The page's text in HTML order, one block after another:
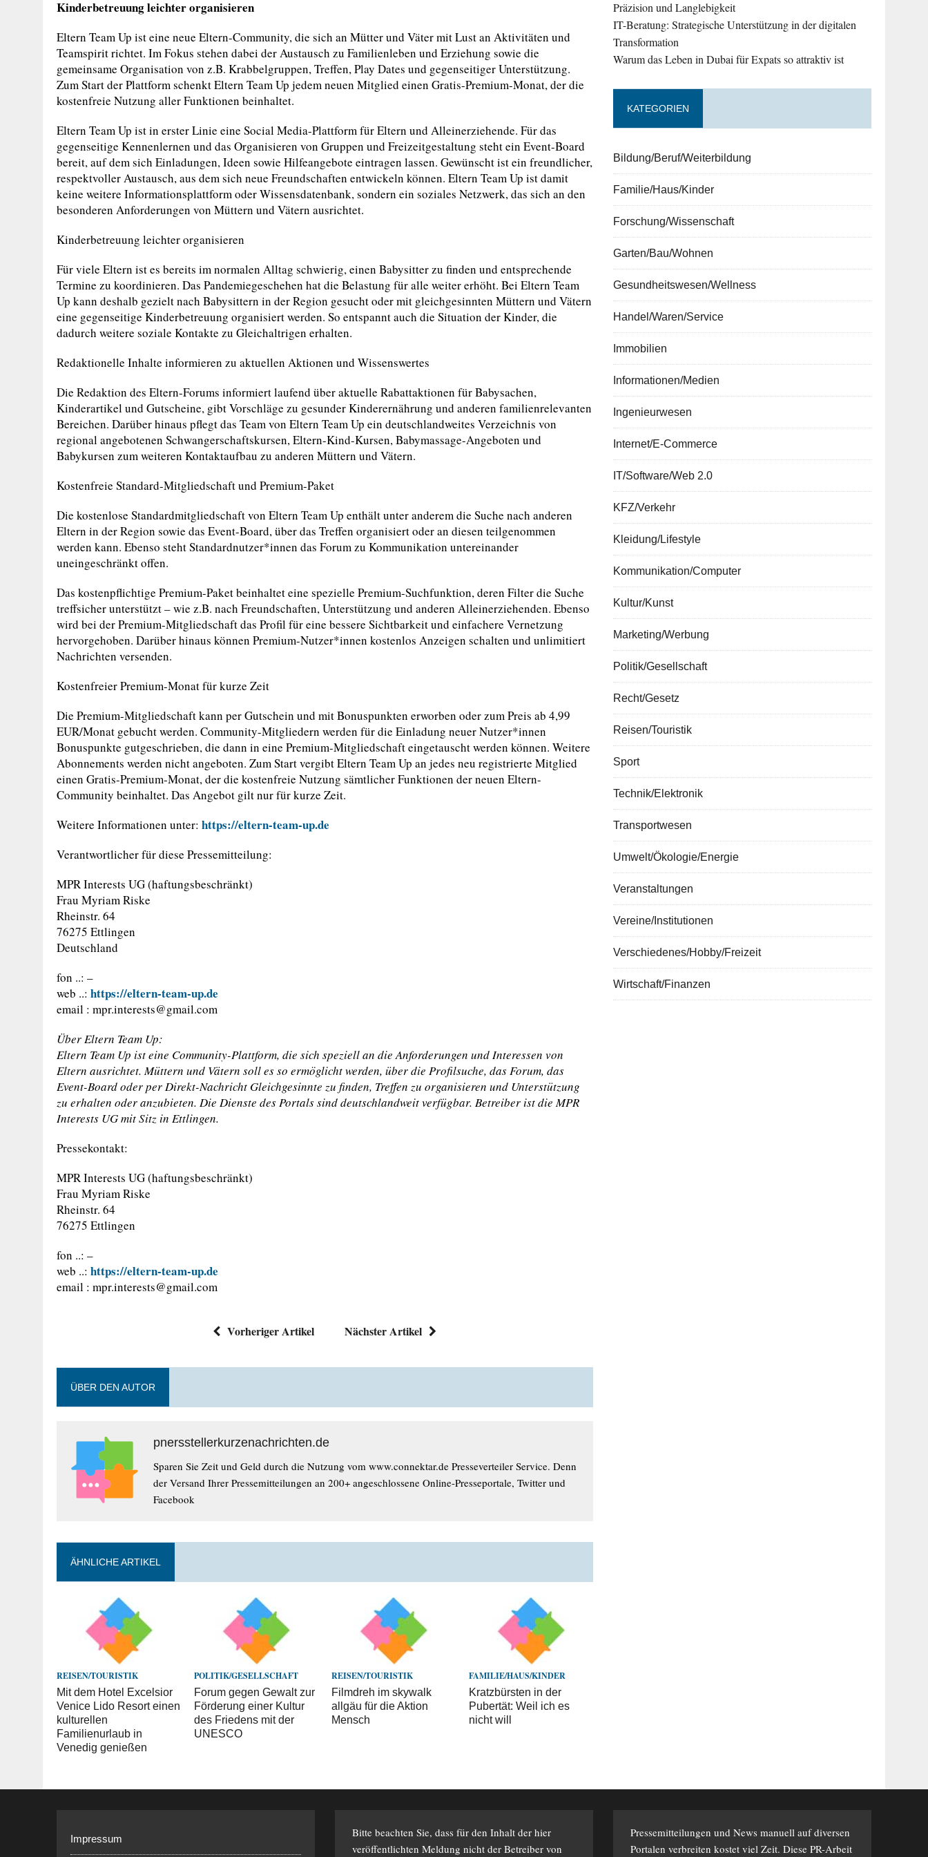
Kinderbetreuung leichter organisieren
Eltern Team Up ist eine neue Eltern-Community, die sich an Mütter und Väter mit Lust an Aktivitäten und
Teamspirit richtet. Im Fokus stehen dabei der Austausch zu Familienleben und Erziehung sowie die
gemeinsame Organisation von z.B. Krabbelgruppen, Treffen, Play Dates und gegenseitiger Unterstützung.
Zum Start der Plattform schenkt Eltern Team Up jedem neuen Mitglied einen Gratis-Premium-Monat, der die
kostenfreie Nutzung aller Funktionen beinhaltet.
Eltern Team Up ist in erster Linie eine Social Media-Plattform für Eltern und Alleinerziehende. Für das
gegenseitige Kennenlernen und das Organisieren von Gruppen und Freizeitgestaltung steht ein Event-Board
bereit, auf dem sich Einladungen, Ideen sowie Hilfeangebote eintragen lassen. Gewünscht ist ein freundlicher,
respektvoller Austausch, aus dem sich neue Freundschaften entwickeln können. Eltern Team Up ist damit
keine weitere Informationsplattform oder Wissensdatenbank, sondern ein soziales Netzwerk, das sich an den
besonderen Anforderungen von Müttern und Vätern ausrichtet.
Kinderbetreuung leichter organisieren
Für viele Eltern ist es bereits im normalen Alltag schwierig, einen Babysitter zu finden und entsprechende
Termine zu koordinieren. Das Pandemiegeschehen hat die Belastung für alle weiter erhöht. Bei Eltern Team
Up kann deshalb gezielt nach Babysittern in der Region gesucht oder mit gleichgesinnten Müttern und Vätern
eine gegenseitige Kinderbetreuung organisiert werden. So entspannt auch die Situation der Kinder, die
dadurch weitere soziale Kontakte zu Gleichaltrigen erhalten.
Redaktionelle Inhalte informieren zu aktuellen Aktionen und Wissenswertes
Die Redaktion des Eltern-Forums informiert laufend über aktuelle Rabattaktionen für Babysachen,
Kinderartikel und Gutscheine, gibt Vorschläge zu gesunder Kinderernährung und anderen familienrelevanten
Bereichen. Darüber hinaus pflegt das Team von Eltern Team Up ein deutschlandweites Verzeichnis von
regional angebotenen Schwangerschaftskursen, Eltern-Kind-Kursen, Babymassage-Angeboten und
Babykursen zum weiteren Kontaktaufbau zu anderen Müttern und Vätern.
Kostenfreie Standard-Mitgliedschaft und Premium-Paket
Die kostenlose Standardmitgliedschaft von Eltern Team Up enthält unter anderem die Suche nach anderen
Eltern in der Region sowie das Event-Board, über das Treffen organisiert oder an diesen teilgenommen
werden kann. Ebenso steht Standardnutzer*innen das Forum zu Kommunikation untereinander
uneingeschränkt offen.
Das kostenpflichtige Premium-Paket beinhaltet eine spezielle Premium-Suchfunktion, deren Filter die Suche
treffsicher unterstützt – wie z.B. nach Freundschaften, Unterstützung und anderen Alleinerziehenden. Ebenso
wird bei der Premium-Mitgliedschaft das Profil für eine bessere Sichtbarkeit und einfachere Vernetzung
hervorgehoben. Darüber hinaus können Premium-Nutzer*innen kostenlos Anzeigen schalten und unlimitiert
Nachrichten versenden.
Kostenfreier Premium-Monat für kurze Zeit
Die Premium-Mitgliedschaft kann per Gutschein und mit Bonuspunkten erworben oder zum Preis ab 4,99
EUR/Monat gebucht werden. Community-Mitgliedern werden für die Einladung neuer Nutzer*innen
Bonuspunkte gutgeschrieben, die dann in eine Premium-Mitgliedschaft eingetauscht werden können. Weitere
Abonnements werden nicht angeboten. Zum Start vergibt Eltern Team Up an jedes neu registrierte Mitglied
einen Gratis-Premium-Monat, der die kostenfreie Nutzung sämtlicher Funktionen der neuen Eltern-
Community beinhaltet. Das Angebot gilt nur für kurze Zeit.
Weitere Informationen unter: https://eltern-team-up.de
Verantwortlicher für diese Pressemitteilung:
MPR Interests UG (haftungsbeschränkt)
Frau Myriam Riske
Rheinstr. 64
76275 Ettlingen
Deutschland
fon ..: –
web ..: https://eltern-team-up.de
email : mpr.interests@gmail.com
Über Eltern Team Up:
Eltern Team Up ist eine Community-Plattform, die sich speziell an die Anforderungen und Interessen von
Eltern ausrichtet. Müttern und Vätern soll es so ermöglicht werden, über die Profilsuche, das Forum, das
Event-Board oder per Direkt-Nachricht Gleichgesinnte zu finden, Treffen zu organisieren und Unterstützung
zu erhalten oder anzubieten. Die Dienste des Portals sind deutschlandweit verfügbar. Betreiber ist die MPR
Interests UG mit Sitz in Ettlingen.
Pressekontakt:
MPR Interests UG (haftungsbeschränkt)
Frau Myriam Riske
Rheinstr. 64
76275 Ettlingen
fon ..: –
web ..: https://eltern-team-up.de
email : mpr.interests@gmail.com
Vorheriger Artikel Nächster Artikel
ÜBER DEN AUTOR
pnersstellerkurzenachrichten.de
Sparen Sie Zeit und Geld durch die Nutzung vom www.connektar.de Presseverteiler Service. Denn
der Versand Ihrer Pressemitteilungen an 200+ angeschlossene Online-Presseportale, Twitter und
Facebook
ÄHNLICHE ARTIKEL
REISEN/TOURISTIK
Mit dem Hotel Excelsior
Venice Lido Resort einen
kulturellen
Familienurlaub in
Venedig genießen
POLITIK/GESELLSCHAFT
Forum gegen Gewalt zur
Förderung einer Kultur
des Friedens mit der
UNESCO
REISEN/TOURISTIK
Filmdreh im skywalk
allgäu für die Aktion
Mensch
FAMILIE/HAUS/KINDER
Kratzbürsten in der
Pubertät: Weil ich es
nicht will
Präzision und Langlebigkeit
IT-Beratung: Strategische Unterstützung in der digitalen
Transformation
Warum das Leben in Dubai für Expats so attraktiv ist
KATEGORIEN
Bildung/Beruf/Weiterbildung
Familie/Haus/Kinder
Forschung/Wissenschaft
Garten/Bau/Wohnen
Gesundheitswesen/Wellness
Handel/Waren/Service
Immobilien
Informationen/Medien
Ingenieurwesen
Internet/E-Commerce
IT/Software/Web 2.0
KFZ/Verkehr
Kleidung/Lifestyle
Kommunikation/Computer
Kultur/Kunst
Marketing/Werbung
Politik/Gesellschaft
Recht/Gesetz
Reisen/Touristik
Sport
Technik/Elektronik
Transportwesen
Umwelt/Ökologie/Energie
Veranstaltungen
Vereine/Institutionen
Verschiedenes/Hobby/Freizeit
Wirtschaft/Finanzen
Impressum
Bitte beachten Sie, dass für den Inhalt der hier
veröffentlichten Meldung nicht der Betreiber von
Pressemitteilungen und News manuell auf diversen
Portalen verbreiten kostet viel Zeit. Diese PR-Arbeit